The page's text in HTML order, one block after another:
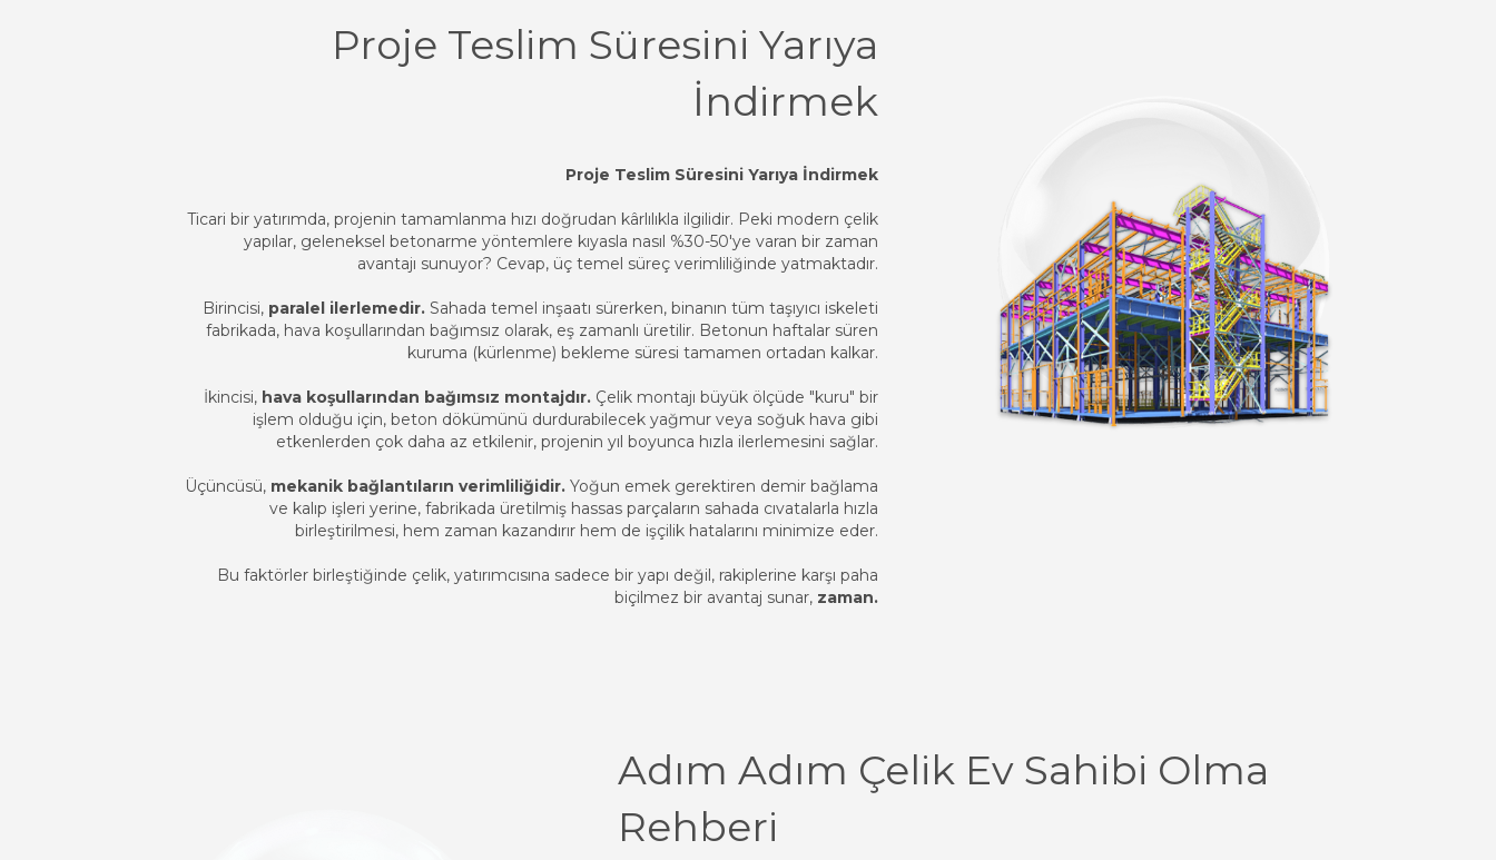
Proje Teslim Süresini Yarıya
İndirmek
Proje Teslim Süresini Yarıya İndirmek
Ticari bir yatırımda, projenin tamamlanma hızı doğrudan kârlılıkla ilgilidir. Peki modern çelik
yapılar, geleneksel betonarme yöntemlere kıyasla nasıl %30-50'ye varan bir zaman
avantajı sunuyor? Cevap, üç temel süreç verimliliğinde yatmaktadır.
Birincisi, paralel ilerlemedir.Sahada temel inşaatı sürerken, binanın tüm taşıyıcı iskeleti
fabrikada, hava koşullarından bağımsız olarak, eş zamanlı üretilir. Betonun haftalar süren
kuruma (kürlenme) bekleme süresi tamamen ortadan kalkar.
İkincisi, hava koşullarından bağımsız montajdır.Çelik montajı büyük ölçüde "kuru" bir
işlem olduğu için, beton dökümünü durdurabilecek yağmur veya soğuk hava gibi
etkenlerden çok daha az etkilenir, projenin yıl boyunca hızla ilerlemesini sağlar.
Üçüncüsü, mekanik bağlantıların verimliliğidir.Yoğun emek gerektiren demir bağlama
ve kalıp işleri yerine, fabrikada üretilmiş hassas parçaların sahada cıvatalarla hızla
birleştirilmesi, hem zaman kazandırır hem de işçilik hatalarını minimize eder.
Bu faktörler birleştiğinde çelik, yatırımcısına sadece bir yapı değil, rakiplerine karşı paha
biçilmez bir avantaj sunar, zaman.
Adım Adım Çelik Ev Sahibi Olma
Rehberi